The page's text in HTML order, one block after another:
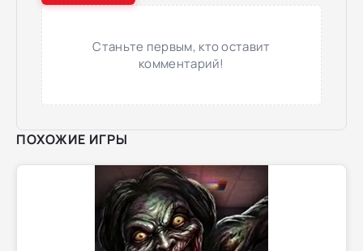
Станьте первым, кто оставит
комментарий!
ПОХОЖИЕ ИГРЫ